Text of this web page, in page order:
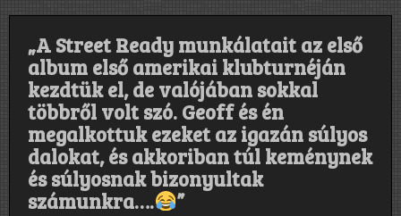
„A Street Ready munkálatait az első
album első amerikai klubturnéján
kezdtük el, de valójában sokkal
többről volt szó. Geoff és én
megalkottuk ezeket az igazán súlyos
dalokat, és akkoriban túl keménynek
és súlyosnak bizonyultak
számunkra….
”